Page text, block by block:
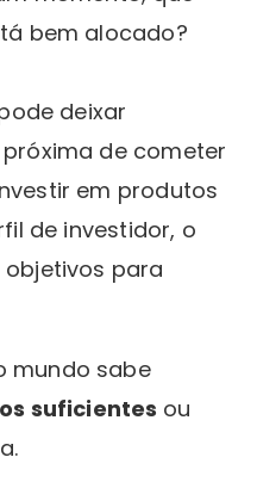
bem alocado?
deixar
de cometer
em produtos
de investidor, o
para
mundo sabe
suficientes ou